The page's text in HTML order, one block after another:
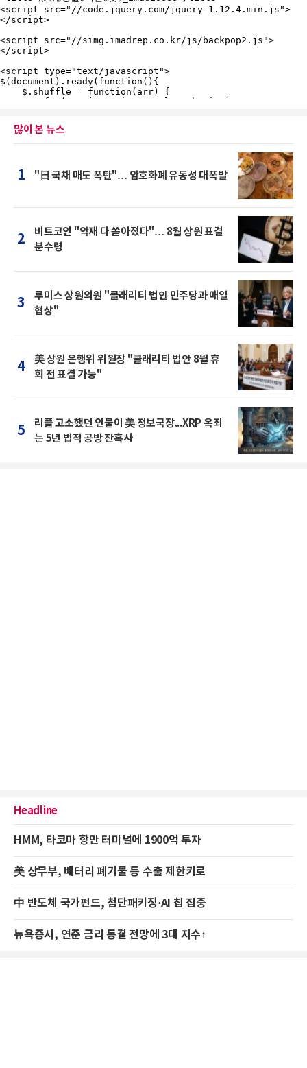
많이 본 뉴스
1 "日 국채 매도 폭탄"… 암호화폐 유동성 대폭발
2
비트코인 "악재 다 쏟아졌다"… 8월 상원 표결
분수령
3
루미스 상원의원 "클래리티 법안 민주당과 매일
협상"
4
美 상원 은행위 위원장 "클래리티 법안 8월 휴
회 전 표결 가능"
5
리플 고소했던 인물이 美 정보국장...XRP 옥죄
는 5년 법적 공방 잔혹사
Headline
HMM, 타코마 항만 터미널에 1900억 투자
美 상무부, 배터리 폐기물 등 수출 제한키로
中 반도체 국가펀드, 첨단패키징·AI 칩 집중
뉴욕증시, 연준 금리 동결 전망에 3대 지수↑